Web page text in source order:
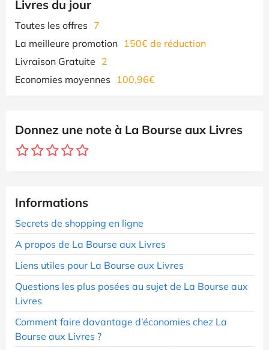
Livres du jour
Toutes les offres 7
La meilleure promotion 150€ de réduction
Livraison Gratuite 2
Economies moyennes
100,96€
Donnez une note à La Bourse aux Livres
Informations
Secrets de shopping en ligne
A propos de La Bourse aux Livres
Liens utiles pour La Bourse aux Livres
Questions les plus posées au sujet de La Bourse aux
Livres
Comment faire davantage d’économies chez La
Bourse aux Livres ?